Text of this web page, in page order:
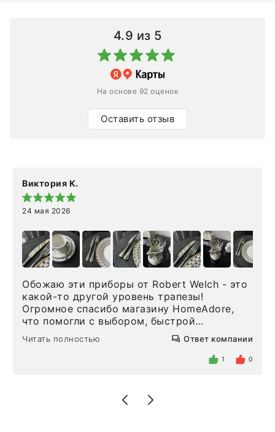
4.9 из 5
На основе 92 оценок
Оставить отзыв
Виктория К.
24 мая 2026
Обожаю эти приборы от Robert Welch - это
какой-то другой уровень трапезы!
Огромное спасибо магазину HomeAdore,
что помогли с выбором, быстрой
доставкой и высоким сервисом. Один раз
была здесь лично, забирала чайные ложки,
внутри очень много антикварной посуды,
Позже заказывала остальные приборы -
доставили сдэком на следующий день к
Читать полностью Ответ компании
1 0